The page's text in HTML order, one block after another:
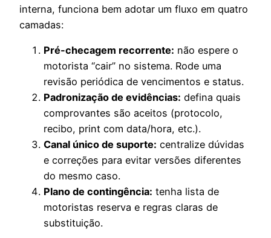
interna, funciona bem adotar um fluxo em quatro
camadas:
Pré-checagem recorrente: não espere o
motorista “cair” no sistema. Rode uma
revisão periódica de vencimentos e status.
Padronização de evidências: defina quais
comprovantes são aceitos (protocolo,
recibo, print com data/hora, etc.).
Canal único de suporte: centralize dúvidas
e correções para evitar versões diferentes
do mesmo caso.
Plano de contingência: tenha lista de
motoristas reserva e regras claras de
substituição.